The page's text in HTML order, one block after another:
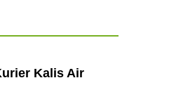
Kalis Air